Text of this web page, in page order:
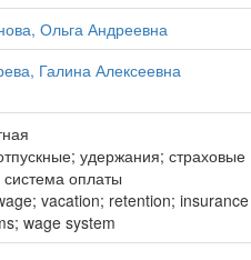
Ольга Андреевна
Галина Алексеевна
удержания; страховые
система оплаты
vacation; retention; insurance
wage system